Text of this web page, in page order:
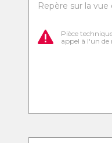
Repère sur la vue
Pièce
appel à l'un de